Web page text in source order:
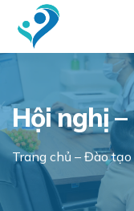
content
Hội nghị
Trang chủ – Đào tạo